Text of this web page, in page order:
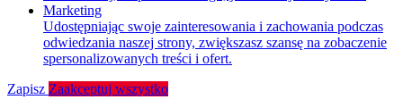
Marketing
Udostępniając swoje zainteresowania i zachowania podczas
odwiedzania naszej strony, zwiększasz szansę na zobaczenie
spersonalizowanych treści i ofert.
Zapisz Zaakceptuj wszystko